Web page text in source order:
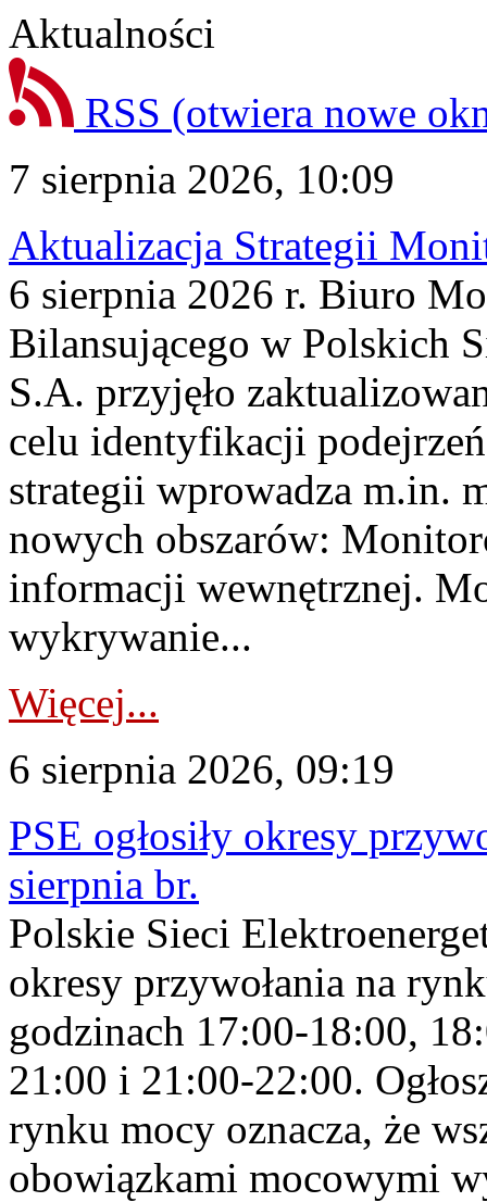
Aktualności
RSS (otwiera nowe
7 sierpnia 2026, 10:09
Aktualizacja Strategii
6 sierpnia 2026 r. Biuro
Bilansującego w Polskich
S.A. przyjęło
celu identyfikacji
strategii wprowadza m.in.
nowych obszarów:
informacji wewnętrznej.
wykrywanie...
Więcej...
6 sierpnia 2026, 09:19
PSE ogłosiły okresy
sierpnia br.
Polskie Sieci
okresy przywołania na
godzinach 17:00-18:00,
21:00 i 21:00-22:00.
rynku mocy oznacza, że
obowiązkami mocowymi